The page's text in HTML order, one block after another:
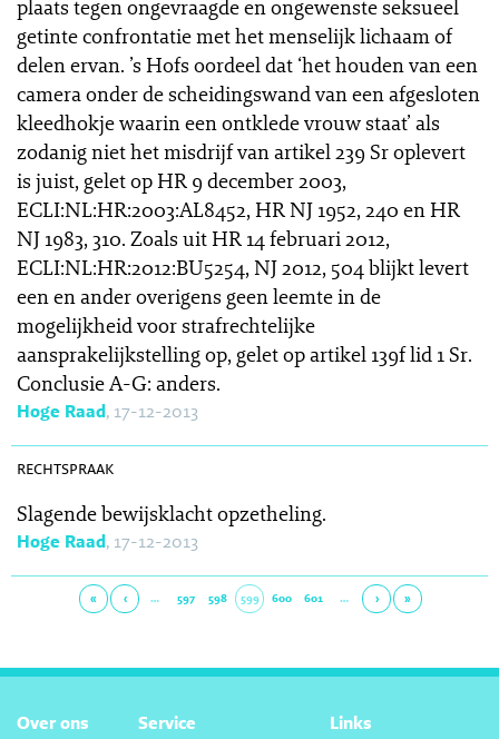
plaats tegen ongevraagde en ongewenste seksueel
getinte confrontatie met het menselijk lichaam of
delen ervan. ’s Hofs oordeel dat ‘het houden van een
camera onder de scheidingswand van een afgesloten
kleedhokje waarin een ontklede vrouw staat’ als
zodanig niet het misdrijf van artikel 239 Sr oplevert
is juist, gelet op HR 9 december 2003,
ECLI:NL:HR:2003:AL8452, HR NJ 1952, 240 en HR
NJ 1983, 310. Zoals uit HR 14 februari 2012,
ECLI:NL:HR:2012:BU5254, NJ 2012, 504 blijkt levert
een en ander overigens geen leemte in de
mogelijkheid voor strafrechtelijke
aansprakelijkstelling op, gelet op artikel 139f lid 1 Sr.
Conclusie A-G: anders.
Hoge Raad, 17-12-2013
rechtspraak
Slagende bewijsklacht opzetheling.
Hoge Raad, 17-12-2013
« ‹ … 597 598 599 600 601 … › »
Over ons Service Links